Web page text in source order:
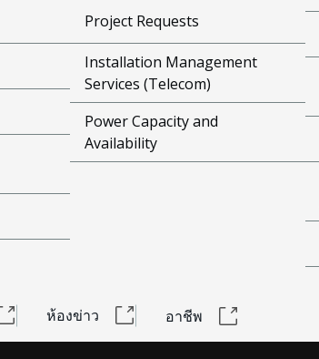
Project Requests
Installation Management
Services (Telecom)
Power Capacity and
Availability
ห้องข่าว อาชีพ